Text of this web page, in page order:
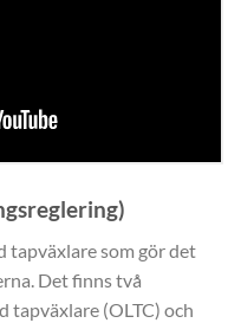
tapväxlare som gör det
Det finns två
tapväxlare (OLTC) och